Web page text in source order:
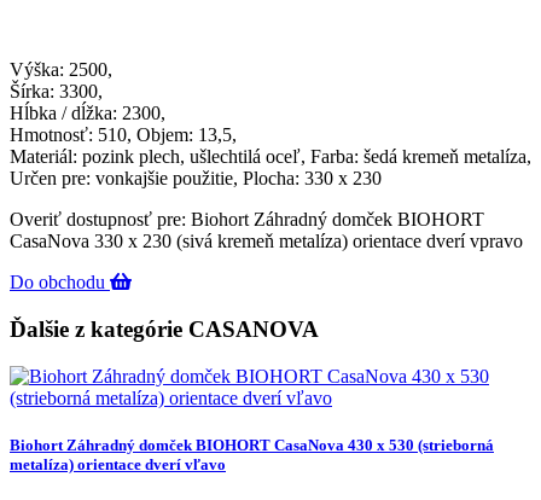
Výška: 2500,
Šírka: 3300,
Hĺbka / dĺžka: 2300,
Hmotnosť: 510, Objem: 13,5,
Materiál: pozink plech, ušlechtilá oceľ, Farba: šedá kremeň metalíza,
Určen pre: vonkajšie použitie, Plocha: 330 x 230
Overiť dostupnosť pre: Biohort Záhradný domček BIOHORT
CasaNova 330 x 230 (sivá kremeň metalíza) orientace dverí vpravo
Do obchodu
Ďalšie z kategórie CASANOVA
Biohort Záhradný domček BIOHORT CasaNova 430 x 530 (strieborná
metalíza) orientace dverí vľavo